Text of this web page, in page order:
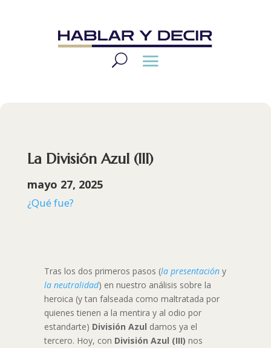
La División Azul (III)
mayo 27, 2025
¿Qué fue?
Tras los dos primeros pasos (la presentacióny
la neutralidad) en nuestro análisis sobre la
heroica (y tan falseada como maltratada por
quienes tienen a la mentira y al odio por
estandarte) División Azul damos ya el
tercero. Hoy, con División Azul (III) nos